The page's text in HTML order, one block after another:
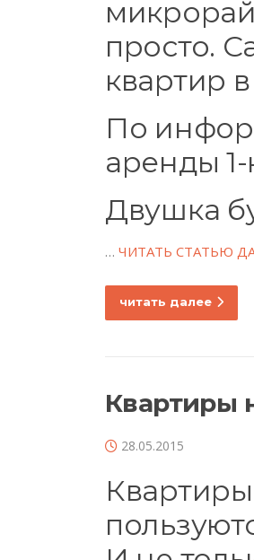
просто.
квартир
По
аренды
Двушка
… ЧИТАТЬ СТАТЬЮ
читать далее
Квартиры
28.05.2015